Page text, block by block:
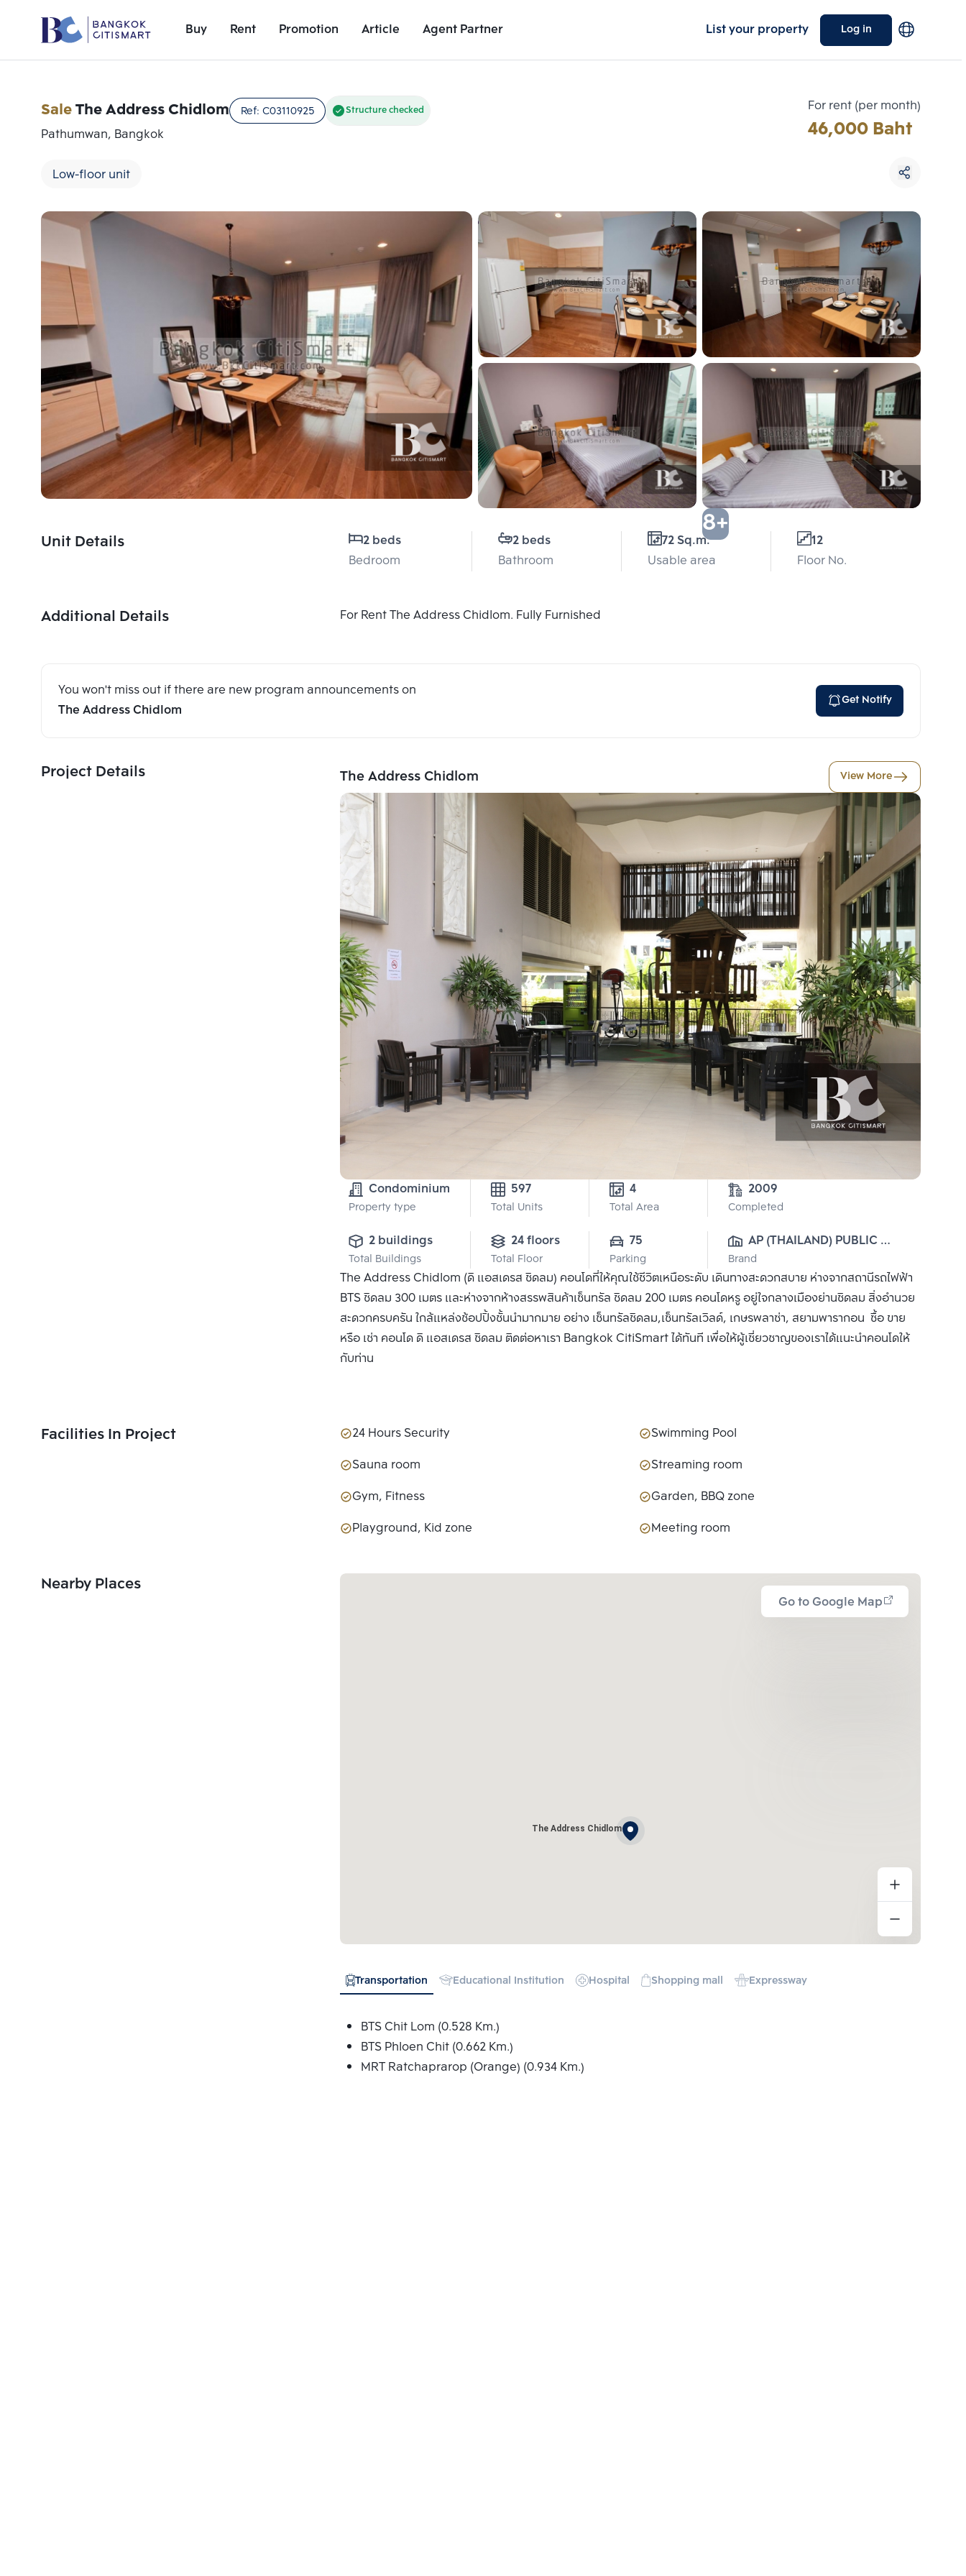
Buy Rent Promotion Article Agent Partner List your property Log in
Unit Details
SaleThe Address Chidlom Ref: C03110925 Structure checked
Pathumwan, Bangkok
Low-floor unit
For rent (per month)
46,000 Baht
8+
Unit Details
2 beds
Bedroom
2 beds
Bathroom
72 Sq.m.
Usable area
12
Floor No.
Additional Details For Rent The Address Chidlom. Fully Furnished
You won't miss out if there are new program announcements on
The Address Chidlom
Get Notify
Project Details The Address Chidlom View More
Condominium
Property type
597
Total Units
4
Total Area
2009
Completed
2 buildings
Total Buildings
24 floors
Total Floor
75
Parking
AP (THAILAND) PUBLIC
CO., LTD.
Brand
The Address Chidlom (ดิ แอสเดรส ชิดลม) คอนโดที่ให้คุณใช้ชีวิตเหนือระดับ เดินทางสะดวกสบาย ห่างจากสถานีรถไฟฟ้า
BTS ชิดลม 300 เมตร และห่างจากห้างสรรพสินค้าเซ็นทรัล ชิดลม 200 เมตร คอนโดหรู อยู่ใจกลางเมืองย่านชิดลม สิ่งอำนวย
สะดวกครบครัน ใกล้แหล่งช้อปปิ้งชั้นนำมากมาย อย่าง เซ็นทรัลชิดลม,เซ็นทรัลเวิลด์, เกษรพลาซ่า, สยามพารากอน ซื้อ ขาย
หรือ เช่า คอนโด ดิ แอสเดรส ชิดลม ติดต่อหาเรา Bangkok CitiSmart ได้ทันที เพื่อให้ผู้เชี่ยวชาญของเราได้แนะนำคอนโดให้
กับท่าน
Facilities In Project 24 Hours Security
Swimming Pool
Sauna room
Streaming room
Gym, Fitness
Garden, BBQ zone
Playground, Kid zone
Meeting room
Nearby Places
Go to Google Map
The Address Chidlom
Transportation Educational Institution Hospital Shopping mall Expressway
BTS Chit Lom (0.528 Km.)
BTS Phloen Chit (0.662 Km.)
MRT Ratchaprarop (Orange) (0.934 Km.)
Add comparative units
Add comparative units
Number 2
Add comparative units
Choose comparative unit
Maximum 3 units
Compare
Clear all